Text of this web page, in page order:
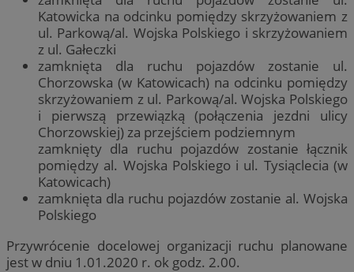
Katowicka na odcinku pomiędzy skrzyżowaniem z
ul. Parkową/al. Wojska Polskiego i skrzyżowaniem
z ul. Gałeczki
zamknięta dla ruchu pojazdów zostanie ul.
Chorzowska (w Katowicach) na odcinku pomiędzy
skrzyżowaniem z ul. Parkową/al. Wojska Polskiego
i pierwszą przewiązką (połączenia jezdni ulicy
Chorzowskiej) za przejściem podziemnym
zamknięty dla ruchu pojazdów zostanie łącznik
pomiędzy al. Wojska Polskiego i ul. Tysiąclecia (w
Katowicach)
zamknięta dla ruchu pojazdów zostanie al. Wojska
Polskiego
Przywrócenie docelowej organizacji ruchu planowane
jest w dniu 1.01.2020 r. ok godz. 2.00.